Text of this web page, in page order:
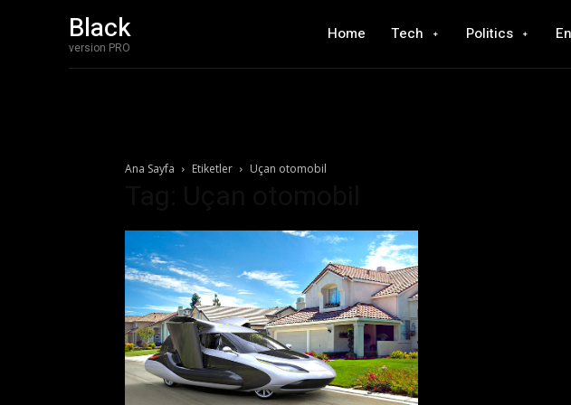
Black
version PRO
Home Tech Politics
Ana Sayfa Etiketler Uçan otomobil